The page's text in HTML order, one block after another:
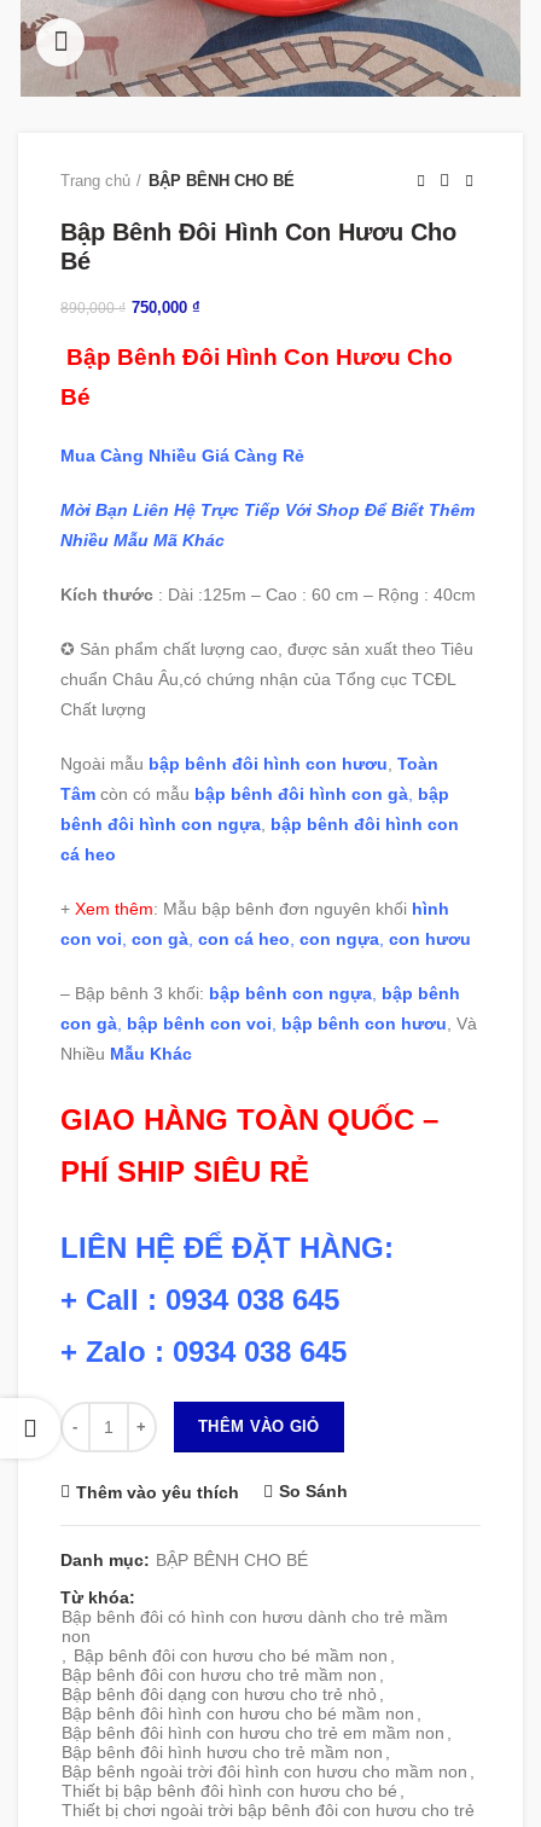
360 product view
Trang chủ BẬP BÊNH CHO BÉ
Bập Bênh Đôi Hình Con Hươu Cho
Bé
890,000₫ 750,000 ₫
Bập Bênh Đôi Hình Con Hươu Cho
Bé
Mua Càng Nhiều Giá Càng Rẻ
Mời Bạn Liên Hệ Trực Tiếp Với Shop Để Biết Thêm
Nhiều Mẫu Mã Khác
Kích thước : Dài :125m – Cao : 60 cm – Rộng : 40cm
✪ Sản phẩm chất lượng cao, được sản xuất theo Tiêu
chuẩn Châu Âu,có chứng nhận của Tổng cục TCĐL
Chất lượng
Ngoài mẫu bập bênh đôi hình con hươu Toàn
Tâm còn có mẫu bập bênh đôi hình con gà bập
bênh đôi hình con ngựa bập bênh đôi hình con
cá heo
+ Xem thêm: Mẫu bập bênh đơn nguyên khối hình
con voi con gà con cá heo con ngựa con hươu
– Bập bênh 3 khối: bập bênh con ngựa bập bênh
con gà bập bênh con voi bập bênh con hươu , Và
Nhiều Mẫu Khác
GIAO HÀNG TOÀN QUỐC –
PHÍ SHIP SIÊU RẺ
LIÊN HỆ ĐỂ ĐẶT HÀNG:
+ Call : 0934 038 645
+ Zalo : 0934 038 645
Số lượng
THÊM VÀO GIỎ
Thêm vào yêu thích So Sánh
Danh mục: BẬP BÊNH CHO BÉ
Từ khóa:
Bập bênh đôi có hình con hươu dành cho trẻ mầm
non
, Bập bênh đôi con hươu cho bé mầm non ,
Bập bênh đôi con hươu cho trẻ mầm non ,
Bập bênh đôi dạng con hươu cho trẻ nhỏ ,
Bập bênh đôi hình con hươu cho bé mầm non ,
Bập bênh đôi hình con hươu cho trẻ em mầm non ,
Bập bênh đôi hình hươu cho trẻ mầm non ,
Bập bênh ngoài trời đôi hình con hươu cho mầm non ,
Thiết bị bập bênh đôi hình con hươu cho bé ,
Thiết bị chơi ngoài trời bập bênh đôi con hươu cho trẻ